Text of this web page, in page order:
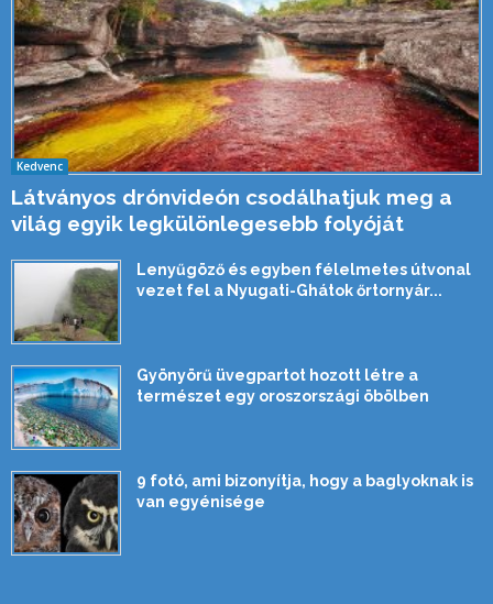
Kedvenc
Látványos drónvideón csodálhatjuk meg a
világ egyik legkülönlegesebb folyóját
Lenyűgöző és egyben félelmetes útvonal
vezet fel a Nyugati-Ghátok őrtornyár...
Gyönyörű üvegpartot hozott létre a
természet egy oroszországi öbölben
9 fotó, ami bizonyítja, hogy a baglyoknak is
van egyénisége